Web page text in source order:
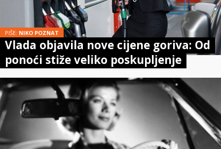
PIŠE: NIKO POZNAT
Vlada objavila nove cijene goriva: Od
ponoći stiže veliko poskupljenje